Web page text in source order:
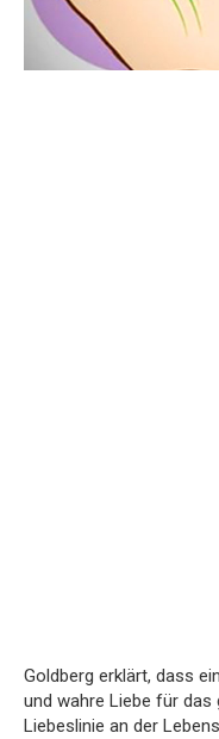
Goldberg erklärt, dass
und wahre Liebe für das
Liebeslinie an der